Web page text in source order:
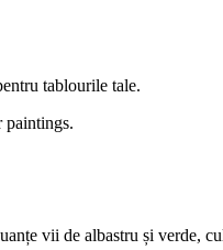
tablourile tale.
paintings.
vii de albastru și verde,